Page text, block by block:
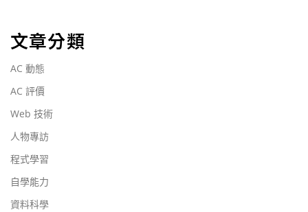
文章分類
AC 動態
AC 評價
Web 技術
人物專訪
程式學習
自學能力
資料科學